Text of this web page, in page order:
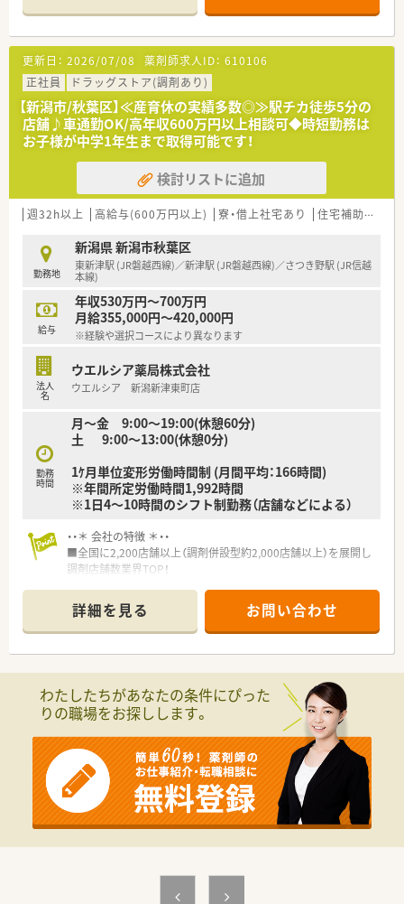
半スタートと業界TOP水準！
■職種や職域に合わせ、豊富な社内研修や外部組織と連携した研
修を用意されています
■薬剤師が中心の会社だからこそ活躍できるキャリアパスが多
種多様に用意されています。
■店舗拡大に伴い、エリアマネジャーや営業部長等のマネジメン
トのポジションも増えます。
■在宅や教育等の専門性を活かせるスペシャリストを目指すこ
とも可能です。
■その他にも、管理部門や商品部門等の本社スタッフなど活動領
域は多種多様です。
■在宅実施店舗は年々増加しており、在宅医療へもしっかりと関
わる事ができます。
時短勤務ができるよう変更予定です。
■年間休日が120日とワークライフバランスが整っています
■日用品から常備薬まで、従業員割引制度など嬉しいメリットも
たくさんあります！
更新日： 2026/07/08 薬剤師求人ID： 610106
正社員
ドラッグストア(調剤あり)
【新潟市/秋葉区】≪産育休の実績多数◎≫駅チカ徒歩5分の
店舗♪車通勤OK/高年収600万円以上相談可◆時短勤務は
お子様が中学1年生まで取得可能です！
検討リストに追加
週32h以上 高給与(600万円以上) 寮・借上社宅あり 住宅補助(手当)あり
勤務地
新潟県 新潟市秋葉区
東新津駅 (JR磐越西線)／新津駅 (JR磐越西線)／さつき野駅 (JR信越
本線)
給与
年収530万円～700万円
月給355,000円～420,000円
※経験や選択コースにより異なります
法人
名
ウエルシア薬局株式会社
ウエルシア 新潟新津東町店
勤務
時間
月～金 9:00～19:00(休憩60分)
土 9:00〜13:00(休憩0分)
1ｹ月単位変形労働時間制 (月間平均：166時間)
※年間所定労働時間1,992時間
※1日4～10時間のシフト制勤務（店舗などによる）
・・＊ 会社の特徴 ＊・・
■全国に2,200店舗以上（調剤併設型約2,000店舗以上）を展開し
調剤店舗数業界TOP！
頑張り次第で高給与も可能！
■経験や勤務コースによりますが、経験の少ない方でも500万前
半スタートと業界TOP水準！
■職種や職域に合わせ、豊富な社内研修や外部組織と連携した研
■薬剤師が中心の会社だからこそ活躍できるキャリアパスが多
種多様に用意されています。
■店舗拡大に伴い、エリアマネジャーや営業部長等のマネジメン
■在宅や教育等の専門性を活かせるスペシャリストを目指すこ
とも可能です。
■その他にも、管理部門や商品部門等の本社スタッフなど活動領
域は多種多様です。
■在宅実施店舗は年々増加しており、在宅医療へもしっかりと関
わる事ができます。
■育児休暇は3歳まで取得が可能で、時短制度は小学5年生まで
■年間休日が120日とワークライフバランスが整っています
■日用品から常備薬まで、従業員割引制度など嬉しいメリットも
詳細を見る お問い合わせ
わたしたちがあなたの条件にぴった
りの職場をお探しします。